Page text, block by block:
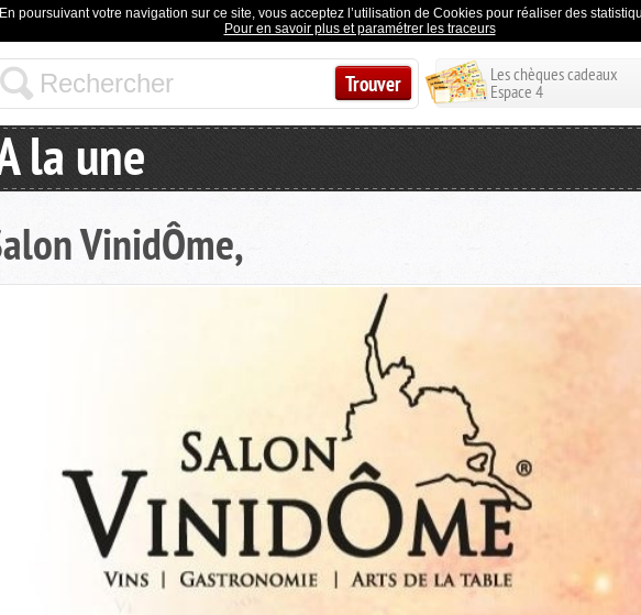
En poursuivant votre navigation sur ce site, vous acceptez l’utilisation de Cookies pour réaliser des
Pour en savoir plus et paramétrer les traceurs